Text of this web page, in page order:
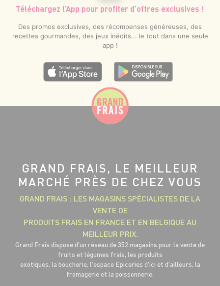
Téléchargez l’App pour profiter d’offres exclusives !
Des promos exclusives, des récompenses généreuses, des
recettes gourmandes, des jeux inédits... le tout dans une seule
app !
GRAND FRAIS, LE MEILLEUR
MARCHÉ PRÈS DE CHEZ VOUS
GRAND FRAIS : LES MAGASINS SPÉCIALISTES DE LA
VENTE DE
PRODUITS FRAIS EN FRANCE ET EN BELGIQUE AU
MEILLEUR PRIX.
Grand Frais dispose d'un réseau de 352 magasins pour la vente de
fruits et légumes frais, les produits
exotiques, la boucherie, l'espace Epiceries d'ici et d'ailleurs, la
fromagerie et la poissonnerie.